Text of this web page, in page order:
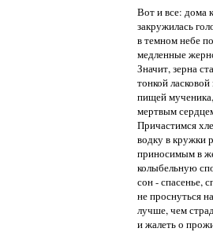
Вот и все: дома
закружилась
в темном небе
медленные
Значит, зерна
тонкой
пищей
мертвым
Причастимся
водку в кружки
приносимым в
колыбельную
сон - спасенье,
не проснуться
лучше, чем
и жалеть о